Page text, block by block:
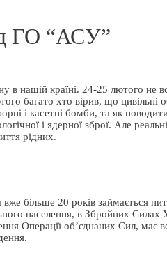
ГО “АСУ”
країні. 24-25 лютого не
багато хто вірив, що цивільні
і касетні бомби, та як
і ядерної зброї. Але
рідних.
вже більше 20 років займається
населення, в Збройних Силах
Операції об’єднаних Сил, має